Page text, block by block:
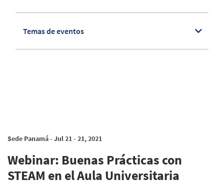
Temas de eventos
Sede Panamá - Jul 21 - 21, 2021
Webinar: Buenas Prácticas con
STEAM en el Aula Universitaria